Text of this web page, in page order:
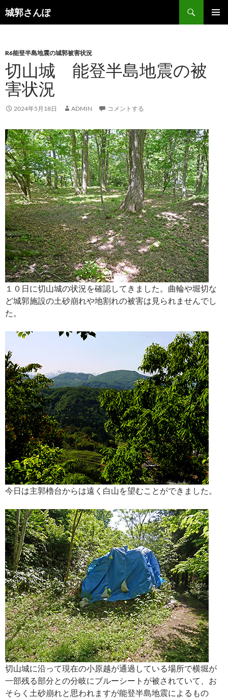
コ
ン
ツ
へ
キ
城郭さんぽ
検
索
R6能登半島地震の城郭被害状況
切山城 能登半島地震の被
害状況
2024年5月18日 ADMIN コメントする
１０日に切山城の状況を確認してきました。曲輪や堀切な
ど城郭施設の土砂崩れや地割れの被害は見られませんでし
た。
今日は主郭櫓台からは遠く白山を望むことができました。
切山城に沿って現在の小原越が通過している場所で横堀が
一部残る部分との分岐にブルーシートが被されていて、お
そらく土砂崩れと思われますが能登半島地震によるもの